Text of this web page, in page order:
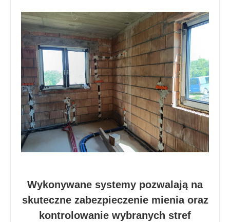
Wykonywane systemy pozwalają na
skuteczne zabezpieczenie mienia oraz
kontrolowanie wybranych stref